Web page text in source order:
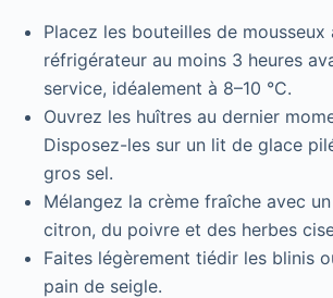
Placez les bouteilles de mousseux
réfrigérateur au moins 3 heures
service, idéalement à 8–10 °C.
Ouvrez les huîtres au dernier
Disposez-les sur un lit de glace
gros sel.
Mélangez la crème fraîche avec
citron, du poivre et des herbes
Faites légèrement tiédir les blinis
pain de seigle.